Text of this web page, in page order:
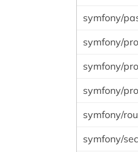
symfony/
symfony/
symfony/
symfony/
symfony/
symfony/